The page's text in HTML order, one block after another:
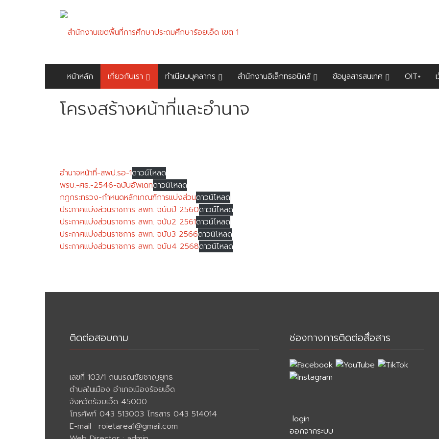
content
สำนักงาน
เขต
การ
ศึกษา
ประถม
เขต
1
หน้าหลัก เกี่ยวกับเรา ทำเนียบบุคลากร สำนักงานอิเล็กทรอนิกส์ ข้อมูลสารสนเทศ OIT+
โครงสร้างหน้าที่และอำนาจ
อำนาจหน้าที่-สพป.รอ-1ดาวน์โหลด
พรบ.-ศธ.-2546-ฉบับอัพเดทดาวน์โหลด
กฎกระทรวง-กำหนดหลักเกณฑ์การแบ่งส่วนดาวน์โหลด
ประกาศแบ่งส่วนราชการ สพท. ฉบับปี 2560ดาวน์โหลด
ประกาศแบ่งส่วนราชการ สพท. ฉบับ2 2561ดาวน์โหลด
ประกาศแบ่งส่วนราชการ สพท. ฉบับ3 2566ดาวน์โหลด
ประกาศแบ่งส่วนราชการ สพท. ฉบับ4 2568ดาวน์โหลด
ติดต่อสอบถาม
เลขที่ 103/1 ถนนรณชัยชาญยุทธ
ตำบลในเมือง อำเภอเมืองร้อยเอ็ด
จังหวัดร้อยเอ็ด 45000
โทรศัพท์ 043 513003 โทรสาร 043 514014
E-mail :roietarea1@gmail.com
ช่องทางการติดต่อสื่อสาร
login
ออกจากระบบ